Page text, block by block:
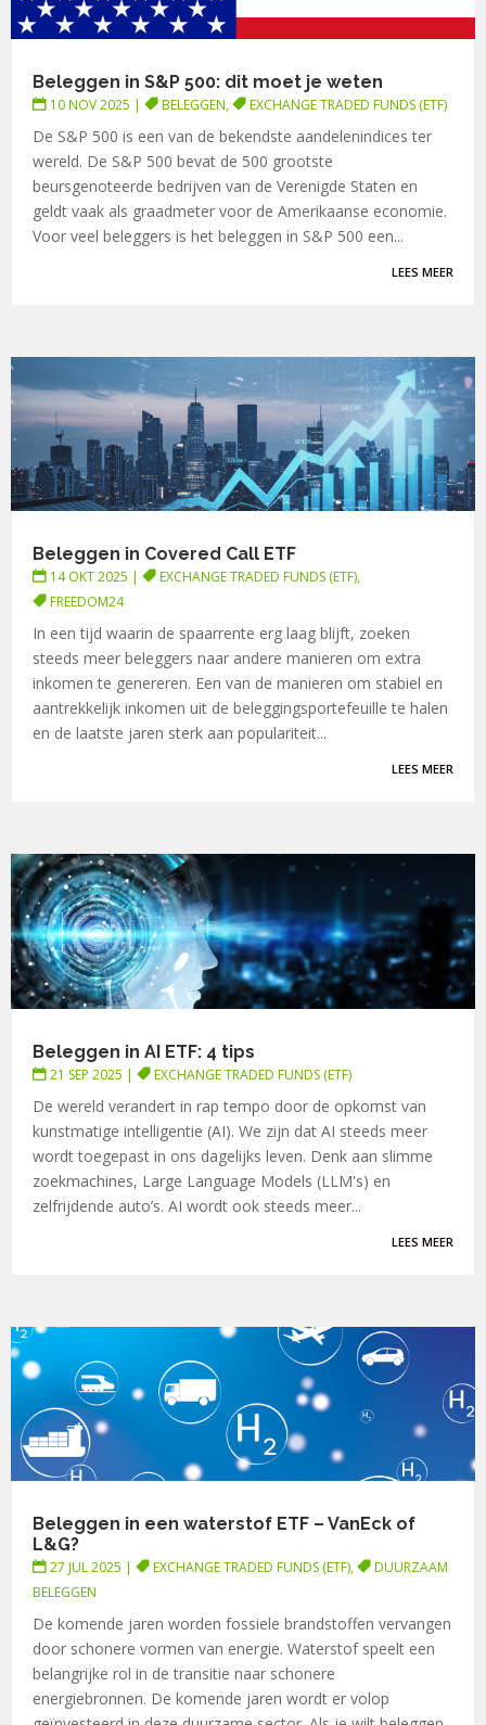
Beleggen in S&P 500: dit moet je weten
10 NOV 2025 | BELEGGEN, EXCHANGE TRADED FUNDS (ETF)
De S&P 500 is een van de bekendste aandelenindices ter
wereld. De S&P 500 bevat de 500 grootste
beursgenoteerde bedrijven van de Verenigde Staten en
geldt vaak als graadmeter voor de Amerikaanse economie.
Voor veel beleggers is het beleggen in S&P 500 een...
LEES MEER
Beleggen in Covered Call ETF
14 OKT 2025 | EXCHANGE TRADED FUNDS (ETF),
FREEDOM24
In een tijd waarin de spaarrente erg laag blijft, zoeken
steeds meer beleggers naar andere manieren om extra
inkomen te genereren. Een van de manieren om stabiel en
aantrekkelijk inkomen uit de beleggingsportefeuille te halen
en de laatste jaren sterk aan populariteit...
LEES MEER
Beleggen in AI ETF: 4 tips
21 SEP 2025 | EXCHANGE TRADED FUNDS (ETF)
De wereld verandert in rap tempo door de opkomst van
kunstmatige intelligentie (AI). We zijn dat AI steeds meer
wordt toegepast in ons dagelijks leven. Denk aan slimme
zoekmachines, Large Language Models (LLM's) en
zelfrijdende auto’s. AI wordt ook steeds meer...
LEES MEER
Beleggen in een waterstof ETF – VanEck of
L&G?
27 JUL 2025 | EXCHANGE TRADED FUNDS (ETF),
DUURZAAM
BELEGGEN
De komende jaren worden fossiele brandstoffen vervangen
door schonere vormen van energie. Waterstof speelt een
belangrijke rol in de transitie naar schonere
energiebronnen. De komende jaren wordt er volop